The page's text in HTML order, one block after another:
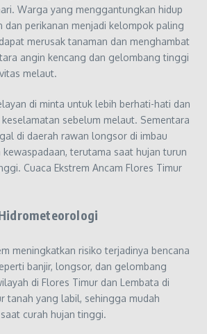
Warga yang menggantungkan hidup
dan perikanan menjadi kelompok paling
merusak tanaman dan menghambat
angin kencang dan gelombang tinggi
melaut.
di minta untuk lebih berhati-hati dan
sebelum melaut. Sementara
di daerah rawan longsor di imbau
terutama saat hujan turun
Cuaca Ekstrem Ancam Flores Timur
meningkatkan risiko terjadinya bencana
banjir, longsor, dan gelombang
di Flores Timur dan Lembata di
tanah yang labil, sehingga mudah
curah hujan tinggi.